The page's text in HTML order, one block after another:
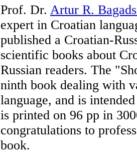
Prof. Dr. Artur R.
expert in Croatian
published a Croatian-
scientific books about
Russian readers. The
ninth book dealing with
language, and is
is printed on 96 pp in
congratulations to
book.